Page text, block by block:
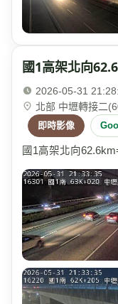
國1高架北向
2026-05-31
北部 中壢轉接二
即時影像
國1高架北向